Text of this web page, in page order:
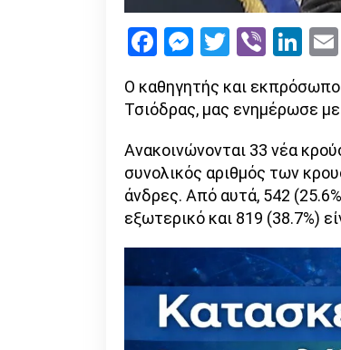
Facebook
Messenger
Twitter
Viber
Ο καθηγητής και
Τσιόδρας, μας ενημέρωσε
Ανακοινώνονται 33 νέα
συνολικός αριθμός των
άνδρες. Από αυτά, 542
εξωτερικό και 819 (38.7%)